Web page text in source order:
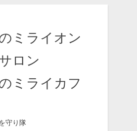
ミライオン
ロン
ミライカフ
守り隊